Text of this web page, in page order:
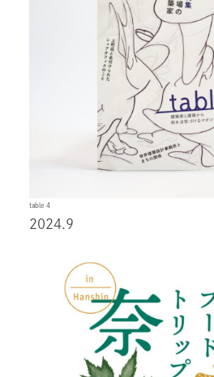
table 4
2024.9